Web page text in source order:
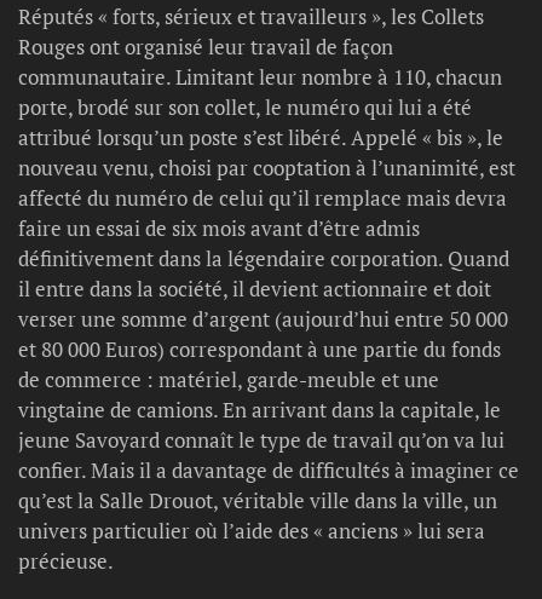
Réputés « forts, sérieux et travailleurs », les Collets
Rouges ont organisé leur travail de façon
communautaire. Limitant leur nombre à 110, chacun
porte, brodé sur son collet, le numéro qui lui a été
attribué lorsqu’un poste s’est libéré. Appelé « bis », le
nouveau venu, choisi par cooptation à l’unanimité, est
affecté du numéro de celui qu’il remplace mais devra
faire un essai de six mois avant d’être admis
définitivement dans la légendaire corporation. Quand
il entre dans la société, il devient actionnaire et doit
verser une somme d’argent (aujourd’hui entre 50 000
et 80 000 Euros) correspondant à une partie du fonds
de commerce : matériel, garde-meuble et une
vingtaine de camions. En arrivant dans la capitale, le
jeune Savoyard connaît le type de travail qu’on va lui
confier. Mais il a davantage de difficultés à imaginer ce
qu’est la Salle Drouot, véritable ville dans la ville, un
univers particulier où l’aide des « anciens » lui sera
précieuse.